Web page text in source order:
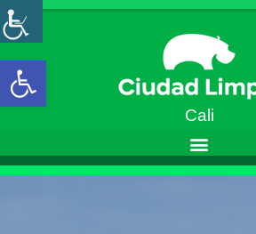
Open toolbar
Cali